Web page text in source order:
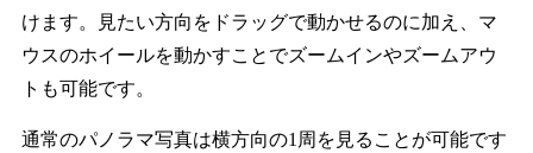
けます。見たい方向をドラッグで動かせるのに加え、マ
ウスのホイールを動かすことでズームインやズームアウ
トも可能です。
通常のパノラマ写真は横方向の1周を見ることが可能です